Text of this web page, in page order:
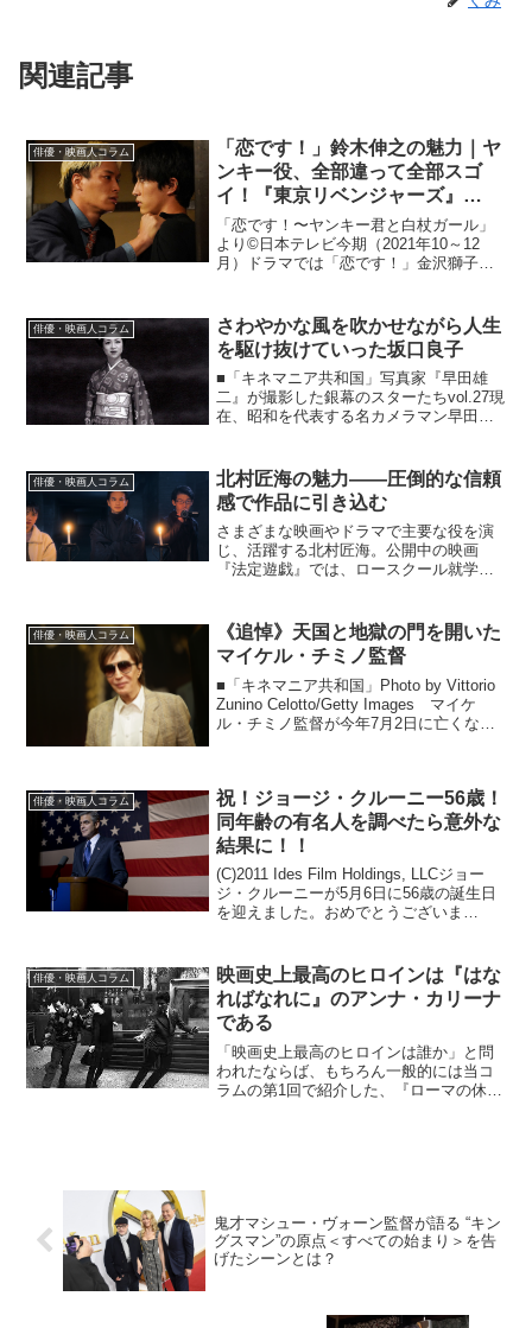
関連記事
俳優・映画人コラム
「恋です！」鈴木伸之の魅力｜ヤ
ンキー役、全部違って全部スゴ
イ！『東京リベンジャーズ』
『HiGH&LOW』……
「恋です！〜ヤンキー君と白杖ガール」
より©日本テレビ今期（2021年10～12
月）ドラマでは「恋です！」金沢獅子王
茶にごす。」船橋雅矢役と、同時にトリ
プル出演を果た...
俳優・映画人コラム
さわやかな風を吹かせながら人生
を駆け抜けていった坂口良子
■「キネマニア共和国」写真家『早田雄
二』が撮影した銀幕のスターたちvol.27現
在、昭和を代表する名カメラマン早田雄
『特集 写真家・早田雄二』として掲載
されています。...
俳優・映画人コラム
北村匠海の魅力——圧倒的な信頼
感で作品に引き込む
さまざまな映画やドラマで主要な役を演
じ、活躍する北村匠海。公開中の映画
『法定遊戯』では、ロースクール就学中
振り返りつつ、その魅力に迫りたい。
［※本記事は広告リンクを含み...
俳優・映画人コラム
《追悼》天国と地獄の門を開いた
マイケル・チミノ監督
■「キネマニア共和国」Photo by Vittorio
Zunino Celotto/Getty Images マイケ
ル・チミノ監督が今年7月2日に亡くなっ
俳優・映画人コラム
祝！ジョージ・クルーニー56歳！
同年齢の有名人を調べたら意外な
結果に！！
(C)2011 Ides Film Holdings, LLCジョー
ジ・クルーニーが5月6日に56歳の誕生日
を迎えました。おめでとうございま
んなことをふと思ったの...
俳優・映画人コラム
映画史上最高のヒロインは『はな
ればなれに』のアンナ・カリーナ
である
「映画史上最高のヒロインは誰か」と問
われたならば、もちろん一般的には当コ
ラムの第1回で紹介した、『ローマの休
鬼才マシュー・ヴォーン監督が語る “キン
グスマン”の原点＜すべての始まり＞を告
げたシーンとは？